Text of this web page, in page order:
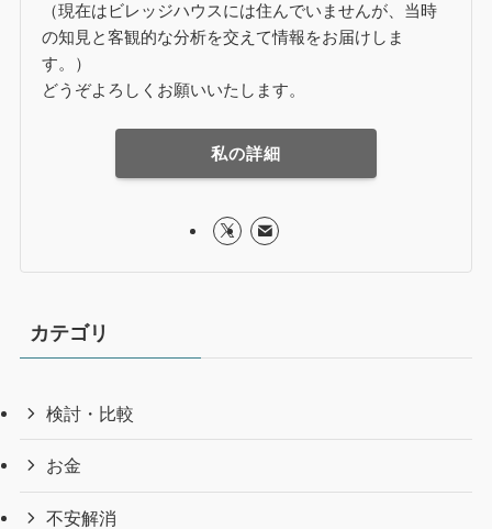
（現在はビレッジハウスには住んでいませんが、当時
の知見と客観的な分析を交えて情報をお届けしま
す。）
どうぞよろしくお願いいたします。
私の詳細
カテゴリ
検討・比較
お金
不安解消